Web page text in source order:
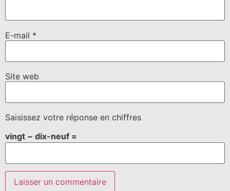
E-mail *
Site web
Saisissez votre réponse en chiffres
vingt − dix-neuf =